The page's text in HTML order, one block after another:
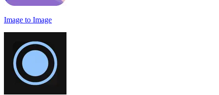
Image to Image